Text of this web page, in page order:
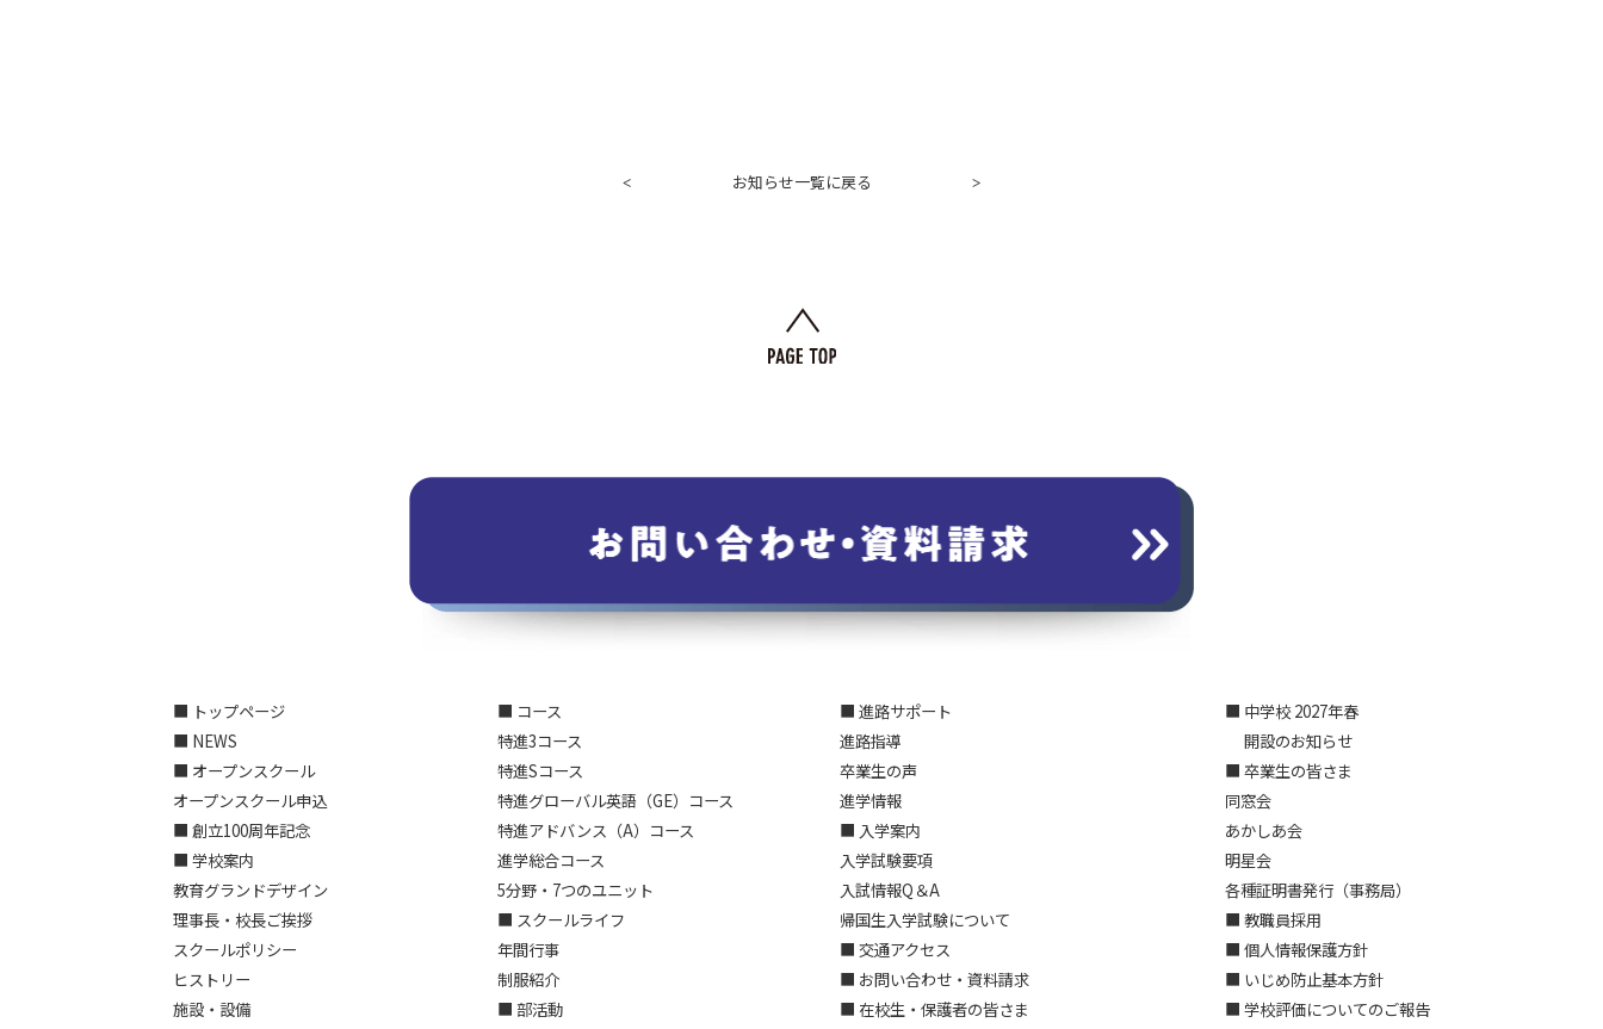
< お知らせ一覧に戻る >
■ トップページ
■ NEWS
■ オープンスクール
オープンスクール申込
■ 創立100周年記念
■ 学校案内
教育グランドデザイン
理事長・校長ご挨拶
スクールポリシー
ヒストリー
施設・設備
■ コース
特進3コース
特進Sコース
特進グローバル英語（GE）コース
特進アドバンス（A）コース
進学総合コース
5分野・7つのユニット
■ スクールライフ
年間行事
制服紹介
■ 部活動
■ 進路サポート
進路指導
卒業生の声
進学情報
■ 入学案内
入学試験要項
入試情報Q＆A
帰国生入学試験について
■ 交通アクセス
■ お問い合わせ・資料請求
■ 在校生・保護者の皆さま
■ 中学校 2027年春
開設のお知らせ
■ 卒業生の皆さま
同窓会
あかしあ会
明星会
各種証明書発行（事務局）
■ 教職員採用
■ 個人情報保護方針
■ いじめ防止基本方針
■ 学校評価についてのご報告